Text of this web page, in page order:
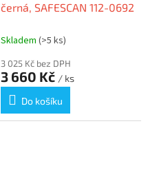
černá, SAFESCAN 112-0692
Skladem (>5 ks)
3 025 Kč bez DPH
3 660 Kč / ks
Do košíku